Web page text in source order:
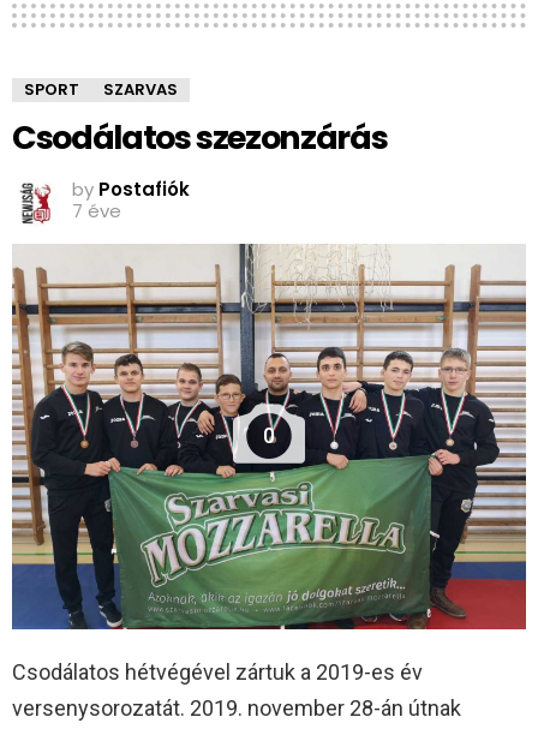
SPORT SZARVAS
Csodálatos szezonzárás
by Postafiók
7 éve
0
Csodálatos hétvégével zártuk a 2019-es év
versenysorozatát. 2019. november 28-án útnak